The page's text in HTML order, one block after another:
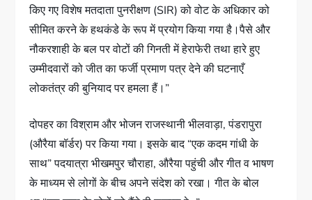
किए गए विशेष मतदाता पुनरीक्षण (SIR) को वोट के अधिकार को
सीमित करने के हथकंडे के रूप में प्रयोग किया गया है।पैसे और
नौकरशाही के बल पर वोटों की गिनती में हेराफेरी तथा हारे हुए
उम्मीदवारों को जीत का फर्जी प्रमाण पत्र देने की घटनाएँ
लोकतंत्र की बुनियाद पर हमला हैं।”
दोपहर का विश्राम और भोजन राजस्थानी भीलवाड़ा, पंडरापुरा
(औरैया बॉर्डर) पर किया गया। इसके बाद “एक कदम गांधी के
साथ” पदयात्रा भीखमपुर चौराहा, औरैया पहुंची और गीत व भाषण
के माध्यम से लोगों के बीच अपने संदेश को रखा। गीत के बोल